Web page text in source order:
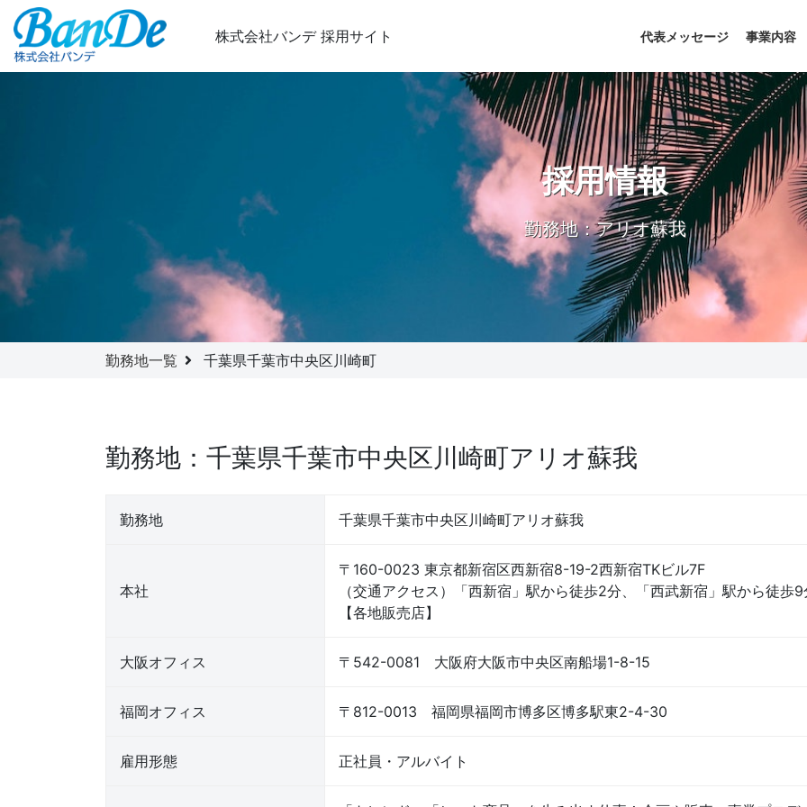
株式会社バンデ採用サイト 代表メッセージ 事業内容
採用情報
勤務地：アリオ蘇我
勤務地一覧 千葉県千葉市中央区川崎町
勤務地：千葉県千葉市中央区川崎町アリオ蘇我
勤務地 千葉県千葉市中央区川崎町アリオ蘇我
本社
〒160-0023 東京都新宿区西新宿8-19-2西新宿TKビル7F
（交通アクセス）「西新宿」駅から徒歩2分、「西武新宿」駅から徒歩9
【各地販売店】
大阪オフィス 〒542-0081 大阪府大阪市中央区南船場1-8-15
福岡オフィス 〒812-0013 福岡県福岡市博多区博多駅東2-4-30
雇用形態 正社員・アルバイト